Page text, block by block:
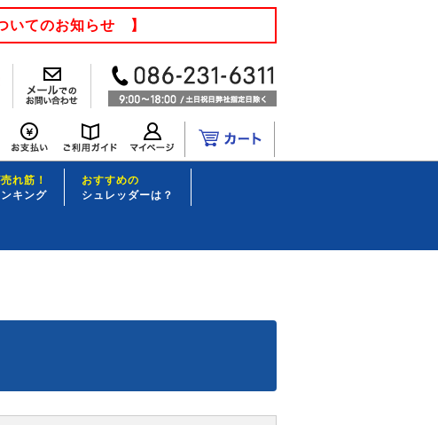
いてのお知らせ 】
れ筋！
ンキング
おすすめの
シュレッダーは？